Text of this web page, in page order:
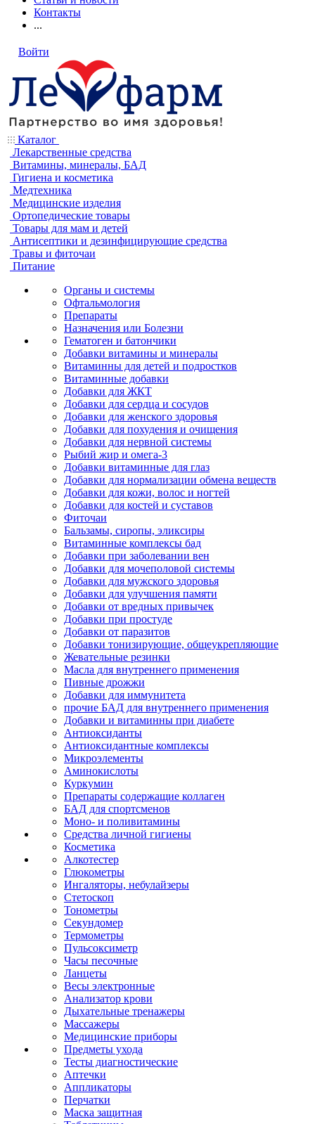
Контакты
...
Войти
Каталог
Лекарственные средства
Витамины, минералы, БАД
Гигиена и косметика
Медтехника
Медицинские изделия
Ортопедические товары
Товары для мам и детей
Антисептики и дезинфицирующие средства
Травы и фиточаи
Питание
Органы и системы
Офтальмология
Препараты
Назначения или Болезни
Гематоген и батончики
Добавки витамины и минералы
Витаминны для детей и подростков
Витаминные добавки
Добавки для ЖКТ
Добавки для сердца и сосудов
Добавки для женского здоровья
Добавки для похудения и очищения
Добавки для нервной системы
Рыбий жир и омега-3
Добавки витаминные для глаз
Добавки для нормализации обмена веществ
Добавки для кожи, волос и ногтей
Добавки для костей и суставов
Фиточаи
Бальзамы, сиропы, эликсиры
Витаминные комплексы бад
Добавки при заболевании вен
Добавки для мочеполовой системы
Добавки для мужского здоровья
Добавки для улучшения памяти
Добавки от вредных привычек
Добавки при простуде
Добавки от паразитов
Добавки тонизирующие, общеукрепляющие
Жевательные резинки
Масла для внутреннего применения
Пивные дрожжи
Добавки для иммунитета
прочие БАД для внутреннего применения
Добавки и витаминны при диабете
Антиоксиданты
Антиоксидантные комплексы
Микроэлементы
Аминокислоты
Куркумин
Препараты содержащие коллаген
БАД для спортсменов
Моно- и поливитамины
Средства личной гигиены
Косметика
Алкотестер
Глюкометры
Ингаляторы, небулайзеры
Стетоскоп
Тонометры
Секундомер
Термометры
Пульсоксиметр
Часы песочные
Ланцеты
Весы электронные
Анализатор крови
Дыхательные тренажеры
Массажеры
Медицинские приборы
Предметы ухода
Тесты диагностические
Аптечки
Аппликаторы
Перчатки
Маска защитная